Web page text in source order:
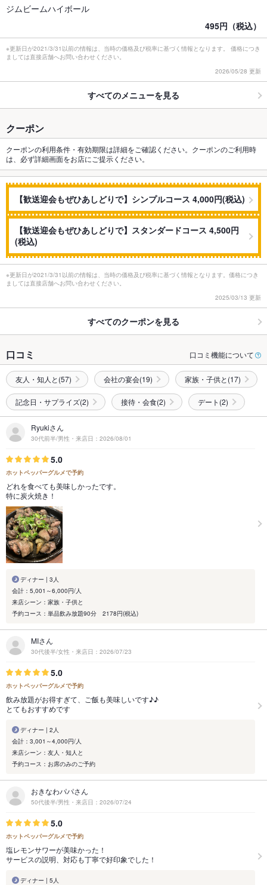
ジムビームハイボール
495円（税込）
※更新日が2021/3/31以前の情報は、当時の価格及び税率に基づく情報となります。 価格につき
ましては直接店舗へお問い合わせください。
2026/05/28 更新
すべてのメニューを見る
クーポン
クーポンの利用条件・有効期限は詳細をご確認ください。クーポンのご利用時
は、必ず詳細画面をお店にご提示ください。
【歓送迎会もぜひあしどりで】シンプルコース 4,000円(税込)
【歓送迎会もぜひあしどりで】スタンダードコース 4,500円
(税込)
※更新日が2021/3/31以前の情報は、当時の価格及び税率に基づく情報となります。価格につき
ましては直接店舗へお問い合わせください。
2025/03/13 更新
すべてのクーポンを見る
口コミ 口コミ機能について
友人・知人と(57) 会社の宴会(19) 家族・子供と(17)
記念日・サプライズ(2) 接待・会食(2) デート(2)
Ryukiさん
30代前半/男性・来店日：2026/08/01
5.0
ホットペッパーグルメで予約
どれを食べても美味しかったです。
特に炭火焼き！
ディナー | 3人
会計：5,001～6,000円/人
来店シーン：家族・子供と
予約コース：単品飲み放題90分 2178円(税込)
MIさん
30代後半/女性・来店日：2026/07/23
5.0
ホットペッパーグルメで予約
飲み放題がお得すぎて、ご飯も美味しいです♪♪
とてもおすすめです
ディナー | 2人
会計：3,001～4,000円/人
来店シーン：友人・知人と
予約コース：お席のみのご予約
おきなわパパさん
50代後半/男性・来店日：2026/07/24
5.0
ホットペッパーグルメで予約
塩レモンサワーが美味かった！
サービスの説明、対応も丁寧で好印象でした！
ディナー | 5人